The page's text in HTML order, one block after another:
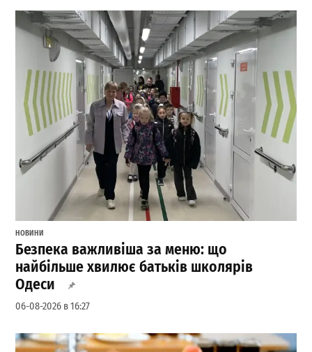
НОВИНИ
Безпека важливіша за меню: що
найбільше хвилює батьків школярів
Одеси
06-08-2026 в 16:27